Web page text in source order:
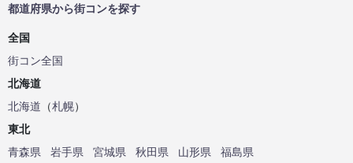
都道府県から街コンを探す
全国
街コン全国
北海道
北海道 （札幌）
東北
青森県
岩手県 宮城県 秋田県 山形県 福島県